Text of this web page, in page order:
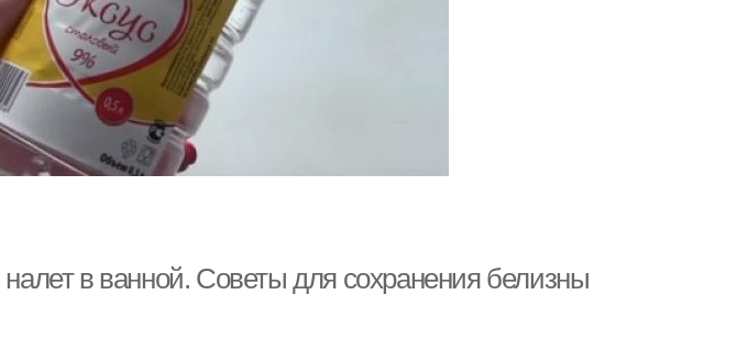
налет в ванной. Советы для сохранения белизны